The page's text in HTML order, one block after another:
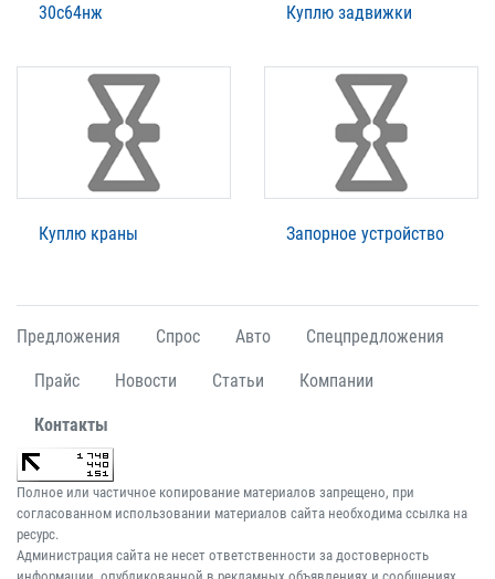
30с64нж Куплю задвижки
Куплю краны Запорное устройство
Предложения Спрос Авто Спецпредложения
Прайс Новости Статьи Компании
Контакты
Полное или частичное копирование материалов запрещено, при
согласованном использовании материалов сайта необходима ссылка на
ресурс.
Администрация сайта не несет ответственности за достоверность